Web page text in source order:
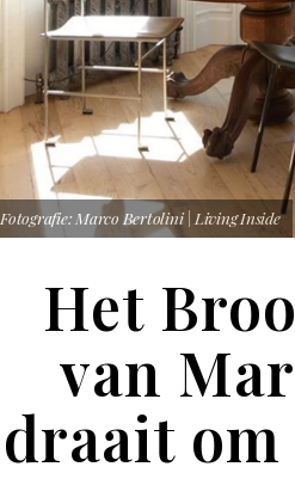
Fotografie: Marco Bertolini | Living Inside
Het
van
draait